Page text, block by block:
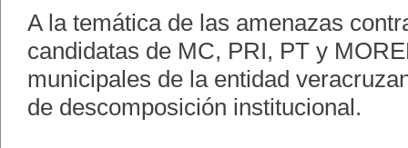
A la temática de las amenazas
candidatas de MC, PRI, PT y
municipales de la entidad
de descomposición institucional.